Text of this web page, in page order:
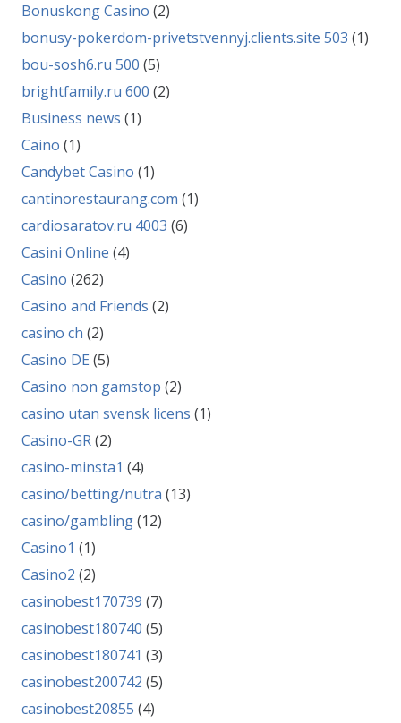
Bonuskong Casino (2)
bonusy-pokerdom-privetstvennyj.clients.site 503 (1)
bou-sosh6.ru 500 (5)
brightfamily.ru 600 (2)
Business news (1)
Caino (1)
Candybet Casino (1)
cantinorestaurang.com (1)
cardiosaratov.ru 4003 (6)
Casini Online (4)
Casino (262)
Casino and Friends (2)
casino ch (2)
Casino DE (5)
Casino non gamstop (2)
casino utan svensk licens (1)
Casino-GR(2)
casino-minsta1 (4)
casino/betting/nutra (13)
casino/gambling(12)
Casino1 (1)
Casino2 (2)
casinobest170739 (7)
casinobest180740 (5)
casinobest180741 (3)
casinobest200742 (5)
casinobest20855 (4)